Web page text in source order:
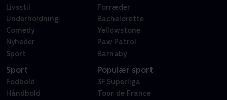
Livsstil
Underholdning
Comedy
Nyheder
Sport
Forræder
Bachelorette
Yellowstone
Paw Patrol
Barnaby
Sport
Fodbold
Håndbold
Populær sport
3F Superliga
Tour de France